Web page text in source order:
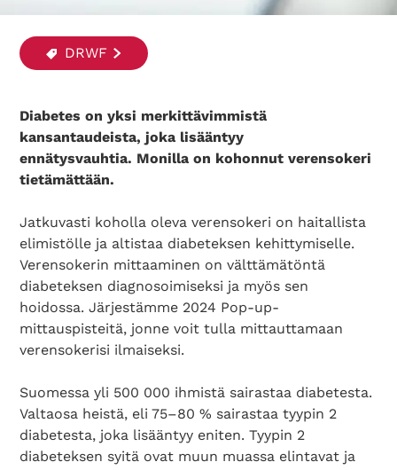
DRWF
Diabetes on yksi merkittävimmistä
kansantaudeista, joka lisääntyy
ennätysvauhtia. Monilla on kohonnut verensokeri
tietämättään.
Jatkuvasti koholla oleva verensokeri on haitallista
elimistölle ja altistaa diabeteksen kehittymiselle.
Verensokerin mittaaminen on välttämätöntä
diabeteksen diagnosoimiseksi ja myös sen
hoidossa. Järjestämme 2024 Pop-up-
mittauspisteitä, jonne voit tulla mittauttamaan
verensokerisi ilmaiseksi.
Suomessa yli 500 000 ihmistä sairastaa diabetesta.
Valtaosa heistä, eli 75–80 % sairastaa tyypin 2
diabetesta, joka lisääntyy eniten. Tyypin 2
diabeteksen syitä ovat muun muassa elintavat ja